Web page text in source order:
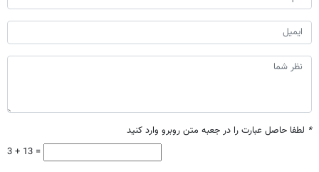
* لطفا حاصل عبارت را در جعبه متن روبرو وارد کنید
3 + 13 =